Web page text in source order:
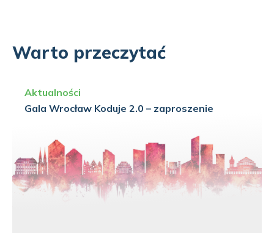
Warto przeczytać
Aktualności
Gala Wrocław Koduje 2.0 – zaproszenie